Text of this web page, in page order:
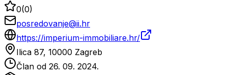
0(0)
posredovanje@ii.hr
https://imperium-immobiliare.hr/
Ilica 87, 10000 Zagreb
Član od 26. 09. 2024.